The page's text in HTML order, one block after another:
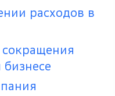
расходов в